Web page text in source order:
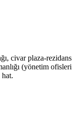
civar plaza-rezidans
(yönetim ofisleri